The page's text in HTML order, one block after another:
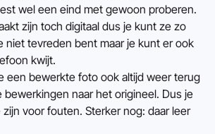
wel een eind met gewoon proberen.
zijn toch digitaal dus je kunt ze zo
niet tevreden bent maar je kunt er ook
kwijt.
een bewerkte foto ook altijd weer terug
naar het origineel. Dus je
voor fouten. Sterker nog: daar leer